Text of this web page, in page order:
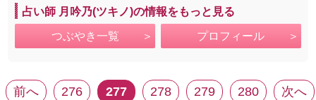
占い師 月吟乃(ツキノ)の情報をもっと見る
つぶやき一覧 プロフィール
前へ 276 277 278 279 280 次へ